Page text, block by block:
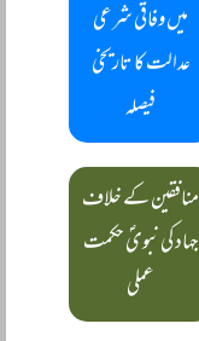
میں وفاقی شرعی
عدالت کا تاریخی
فیصلہ
منافقین کے خلاف
جہاد کی نبویؐ حکمت
عملی